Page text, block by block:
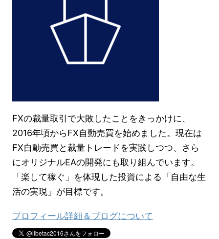
FXの裁量取引で大敗したことをきっかけに、
2016年頃からFX自動売買を始めました。現在は
FX自動売買と裁量トレードを実践しつつ、さら
にオリジナルEAの開発にも取り組んでいます。
「楽して稼ぐ」を体現した投資による「自由な生
活の実現」が目標です。
プロフィール詳細＆ブログについて